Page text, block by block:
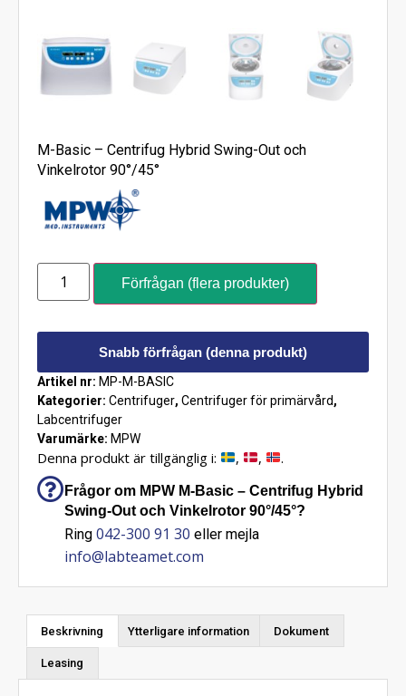
M-Basic – Centrifug Hybrid Swing-Out och
Vinkelrotor 90°/45°
Förfrågan (flera produkter)
Snabb förfrågan (denna produkt)
Artikel nr: MP-M-BASIC
Kategorier: Centrifuger, Centrifuger för primärvård,
Labcentrifuger
Varumärke: MPW
Denna produkt är tillgänglig i: , , .
Frågor om MPW M-Basic – Centrifug Hybrid
Swing-Out och Vinkelrotor 90°/45°?
Ring 042-300 91 30 eller mejla
info@labteamet.com
Beskrivning Ytterligare information Dokument
Leasing